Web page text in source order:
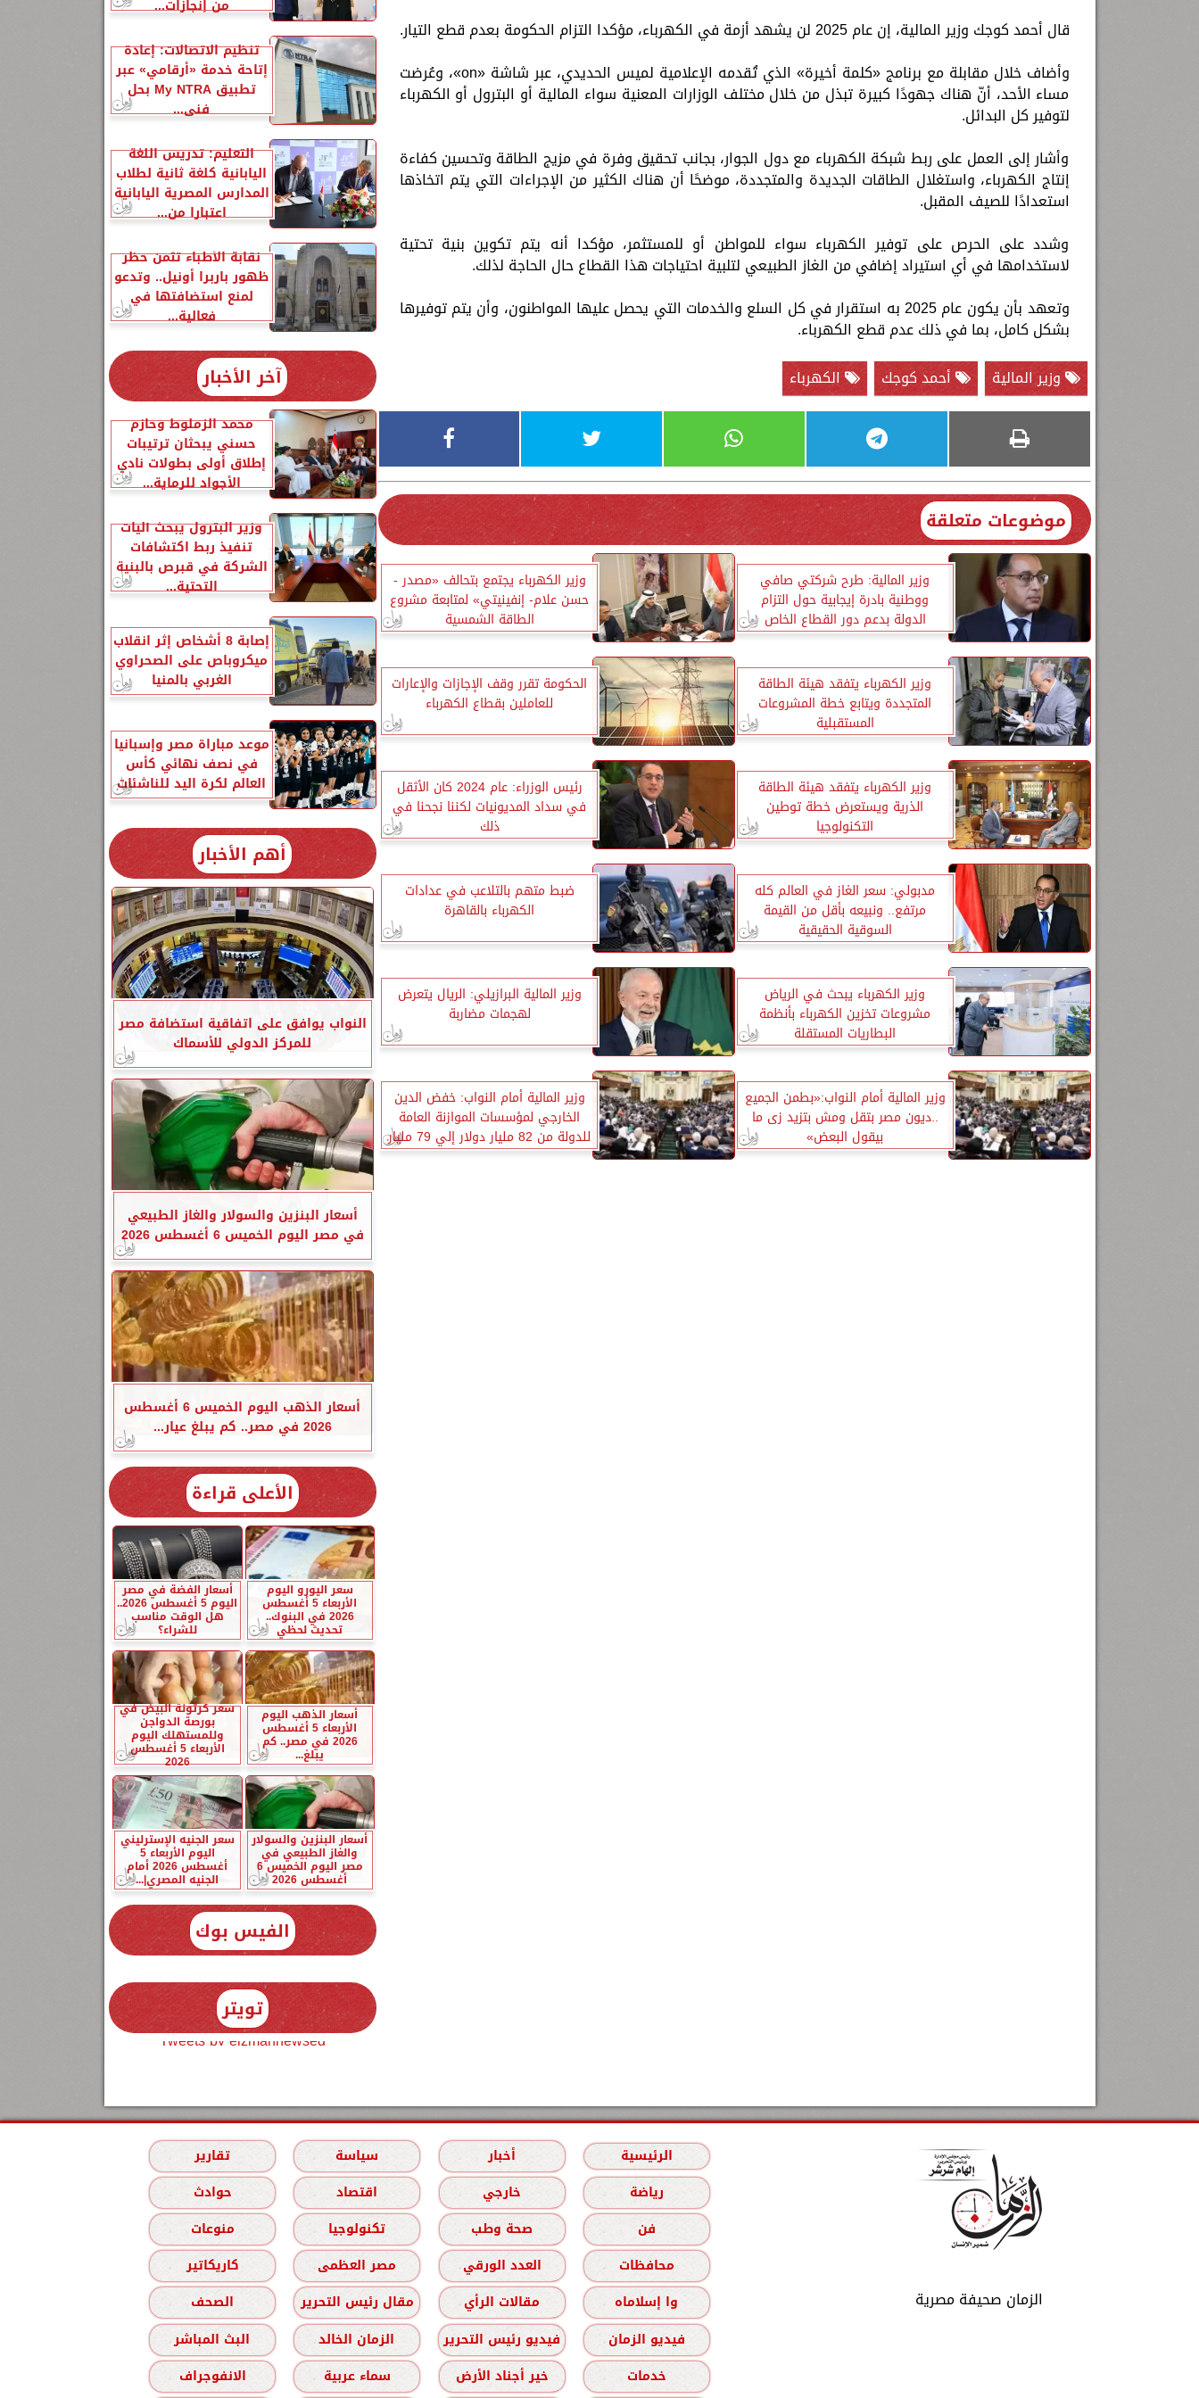
قال أحمد كوجك وزير المالية، إن عام 2025 لن يشهد أزمة في الكهرباء، مؤكدا التزام الحكومة بعدم قطع التيار.
وأضاف خلال مقابلة مع برنامج «كلمة أخيرة» الذي تُقدمه الإعلامية لميس الحديدي، عبر شاشة «on»، وعُرضت
مساء الأحد، أنّ هناك جهودًا كبيرة تبذل من خلال مختلف الوزارات المعنية سواء المالية أو البترول أو الكهرباء
لتوفير كل البدائل.
وأشار إلى العمل على ربط شبكة الكهرباء مع دول الجوار، بجانب تحقيق وفرة في مزيج الطاقة وتحسين كفاءة
إنتاج الكهرباء، واستغلال الطاقات الجديدة والمتجددة، موضحًا أن هناك الكثير من الإجراءات التي يتم اتخاذها
استعدادًا للصيف المقبل.
وشدد على الحرص على توفير الكهرباء سواء للمواطن أو للمستثمر، مؤكدا أنه يتم تكوين بنية تحتية
لاستخدامها في أي استيراد إضافي من الغاز الطبيعي لتلبية احتياجات هذا القطاع حال الحاجة لذلك.
وتعهد بأن يكون عام 2025 به استقرار في كل السلع والخدمات التي يحصل عليها المواطنون، وأن يتم توفيرها
بشكل كامل، بما في ذلك عدم قطع الكهرباء.
وزير المالية
أحمد كوجك الكهرباء
موضوعات متعلقة
وزير المالية: طرح شركتي صافي
ووطنية بادرة إيجابية حول التزام
الدولة بدعم دور القطاع الخاص
وزير الكهرباء يجتمع بتحالف «مصدر -
حسن علام- إنفينيتي» لمتابعة مشروع
الطاقة الشمسية
وزير الكهرباء يتفقد هيئة الطاقة
المتجددة ويتابع خطة المشروعات
المستقبلية
الحكومة تقرر وقف الإجازات والإعارات
للعاملين بقطاع الكهرباء
وزير الكهرباء يتفقد هيئة الطاقة
الذرية ويستعرض خطة توطين
التكنولوجيا
رئيس الوزراء: عام 2024 كان الأثقل
في سداد المديونيات لكننا نجحنا في
ذلك
مدبولي: سعر الغاز في العالم كله
مرتفع.. ونبيعه بأقل من القيمة
السوقية الحقيقية
ضبط متهم بالتلاعب في عدادات
الكهرباء بالقاهرة
وزير الكهرباء يبحث في الرياض
مشروعات تخزين الكهرباء بأنظمة
البطاريات المستقلة
وزير المالية البرازيلي: الريال يتعرض
لهجمات مضاربة
وزير المالية أمام النواب:«بطمن الجميع
..ديون مصر بتقل ومش بتزيد زى ما
بيقول البعض»
وزير المالية أمام النواب: خفض الدين
الخارجي لمؤسسات الموازنة العامة
للدولة من 82 مليار دولار إلي 79 مليار
دولار
من إنجازات...
تنظيم الاتصالات: إعادة
إتاحة خدمة «أرقامي» عبر
تطبيق My NTRA بحل
فني...
التعليم: تدريس اللغة
اليابانية كلغة ثانية لطلاب
المدارس المصرية اليابانية
اعتبارا من...
نقابة الأطباء تثمن حظر
ظهور باربرا أونيل.. وتدعو
لمنع استضافتها في
فعالية...
آخر الأخبار
محمد الزملوط وحازم
حسني يبحثان ترتيبات
إطلاق أولى بطولات نادي
الأجواد للرماية...
وزير البترول يبحث آليات
تنفيذ ربط اكتشافات
الشركة في قبرص بالبنية
التحتية...
إصابة 8 أشخاص إثر انقلاب
ميكروباص على الصحراوي
الغربي بالمنيا
موعد مباراة مصر وإسبانيا
في نصف نهائي كأس
العالم لكرة اليد للناشئات
أهم الأخبار
النواب يوافق على اتفاقية استضافة مصر
للمركز الدولي للأسماك
أسعار البنزين والسولار والغاز الطبيعي
في مصر اليوم الخميس 6 أغسطس 2026
أسعار الذهب اليوم الخميس 6 أغسطس
2026 في مصر.. كم يبلغ عيار...
الأعلى قراءة
سعر اليورو اليوم
الأربعاء 5 أغسطس
2026 في البنوك..
تحديث لحظي
أسعار الفضة في مصر
اليوم 5 أغسطس 2026..
هل الوقت مناسب
للشراء؟
أسعار الذهب اليوم
الأربعاء 5 أغسطس
2026 في مصر.. كم
يبلغ...
سعر كرتونة البيض في
بورصة الدواجن
وللمستهلك اليوم
الأربعاء 5 أغسطس
2026
أسعار البنزين والسولار
والغاز الطبيعي في
مصر اليوم الخميس 6
أغسطس 2026
سعر الجنيه الإسترليني
اليوم الأربعاء 5
أغسطس 2026 أمام
الجنيه المصري|...
الفيس بوك
تويتر
Tweets by elzmannewseg
الزمان صحيفة مصرية
الرئيسية أخبار سياسة
تقارير
رياضة
خارجي اقتصاد
حوادث
فن
صحة وطب تكنولوجيا
منوعات
محافظات
العدد الورقي مصر العظمى
كاريكاتير
وا إسلاماه
مقالات الرأي مقال رئيس التحرير
الصحف
فيديو الزمان
فيديو رئيس التحرير الزمان الخالد
البث المباشر
خدمات
خير أجناد الأرض سماء عربية الانفوجراف